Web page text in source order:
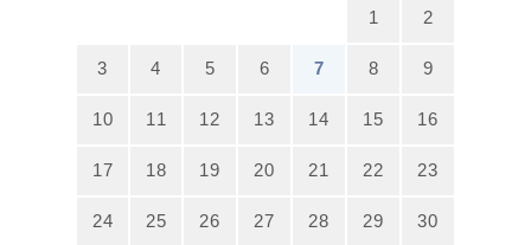
1 2
3 4 5 6 7 8 9
10 11 12 13 14 15 16
17 18 19 20 21 22 23
24 25 26 27 28 29 30